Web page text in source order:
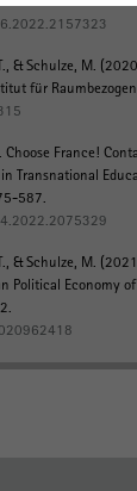
& Schulze, M.
für
Choose France!
Transnational
587.
& Schulze, M.
Political Economy of